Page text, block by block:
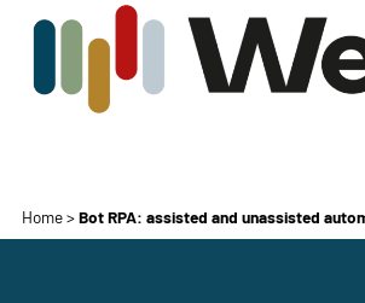
Home>Bot RPA: assisted and unassisted